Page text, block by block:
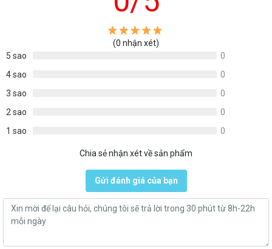
(0 nhận xét)
5 sao
0
4 sao
0
3 sao
0
2 sao
0
1 sao
0
Chia sẻ nhận xét về sản phẩm
Gửi đánh giá của bạn